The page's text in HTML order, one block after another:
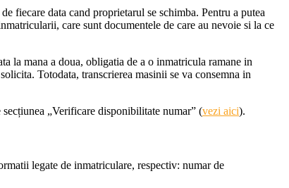
fiecare data cand proprietarul se schimba. Pentru a putea
care sunt documentele de care au nevoie si la ce
la mana a doua, obligatia de a o inmatricula ramane in
Totodata, transcrierea masinii se va consemna in
„Verificare disponibilitate numar” (vezi aici).
legate de inmatriculare, respectiv: numar de